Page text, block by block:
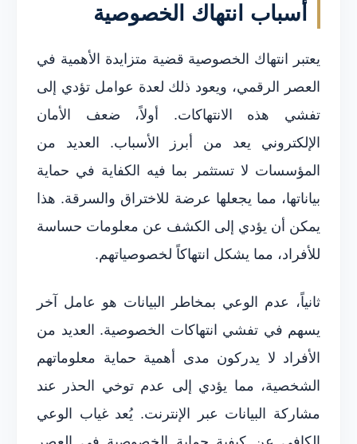
أسباب انتهاك الخصوصية
يعتبر انتهاك الخصوصية قضية متزايدة الأهمية في
العصر الرقمي، ويعود ذلك لعدة عوامل تؤدي إلى
تفشي هذه الانتهاكات. أولاً، ضعف الأمان
الإلكتروني يعد من أبرز الأسباب. العديد من
المؤسسات لا تستثمر بما فيه الكفاية في حماية
بياناتها، مما يجعلها عرضة للاختراق والسرقة. هذا
يمكن أن يؤدي إلى الكشف عن معلومات حساسة
للأفراد، مما يشكل انتهاكاً لخصوصياتهم.
ثانياً، عدم الوعي بمخاطر البيانات هو عامل آخر
يسهم في تفشي انتهاكات الخصوصية. العديد من
الأفراد لا يدركون مدى أهمية حماية معلوماتهم
الشخصية، مما يؤدي إلى عدم توخي الحذر عند
مشاركة البيانات عبر الإنترنت. يُعد غياب الوعي